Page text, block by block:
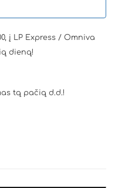
į LP Express / Omniva
dieną!
tą pačią d.d.!